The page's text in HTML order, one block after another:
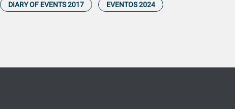
DIARY OF EVENTS 2017 EVENTOS 2024